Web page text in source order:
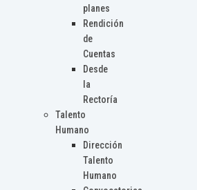
planes
Rendición
de
Cuentas
Desde
la
Rectoría
Talento
Humano
Dirección
Talento
Humano